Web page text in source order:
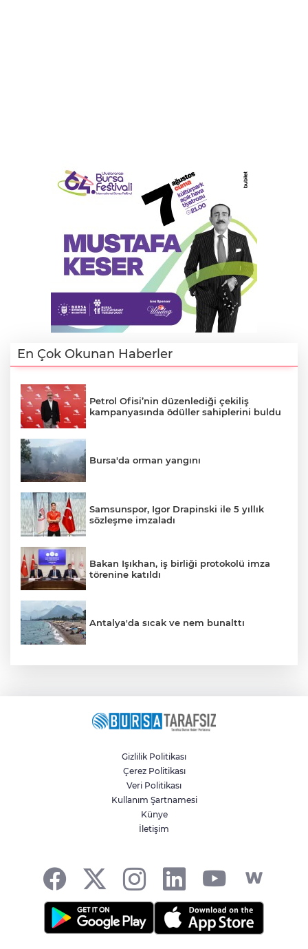
En Çok Okunan Haberler
Petrol Ofisi’nin düzenlediği çekiliş
kampanyasında ödüller sahiplerini buldu
Bursa'da orman yangını
Samsunspor, Igor Drapinski ile 5 yıllık
sözleşme imzaladı
Bakan Işıkhan, iş birliği protokolü imza
törenine katıldı
Antalya'da sıcak ve nem bunalttı
Gizlilik Politikası
Çerez Politikası
Veri Politikası
Kullanım Şartnamesi
Künye
İletişim